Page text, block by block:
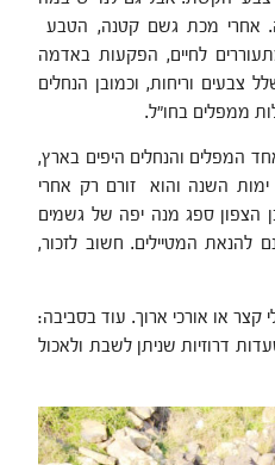
אחרי מכת גשם קטנה, הטבע
לחיים, הפקעות באדמה
צבעים וריחות, וכמובן הנחלים
ממפלים בחו"ל.
המפלים והנחלים היפים בארץ,
השנה והוא זורם רק אחרי
הצפון ספג מנה יפה של גשמים
להנאת המטיילים. חשוב לזכור,
קצר או אורכי ארוך. עוד בסביבה:
דרוזיות שניתן לשבת ולאכול